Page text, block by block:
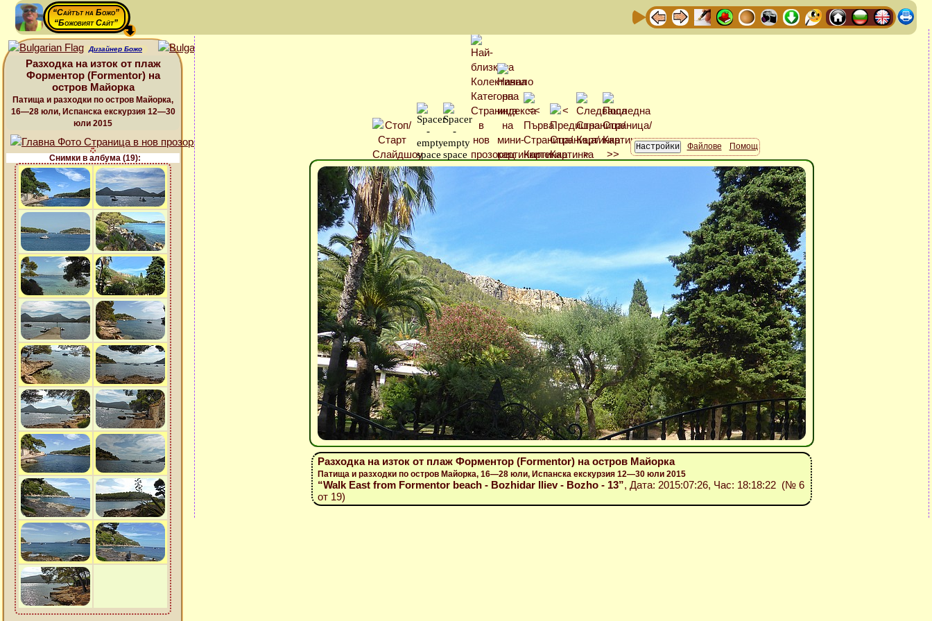
“Сайтът на Божо”
“Божовият Сайт”
Дизайнер Божо
Разходка на изток от плаж
Форментор (Formentor) на
остров Майорка
Патища и разходки по остров Майорка,
16—28 юли, Испанска екскурзия 12—30
юли 2015
Снимки в албума (19):
Файлове Помощ
Разходка на изток от плаж Форментор (Formentor) на остров Майорка
Патища и разходки по остров Майорка, 16—28 юли, Испанска екскурзия 12—30 юли 2015
“Walk East from Formentor beach - Bozhidar Iliev - Bozho - 13”, Дата: 2015:07:26, Час: 18:18:22 (№ 6
от 19)